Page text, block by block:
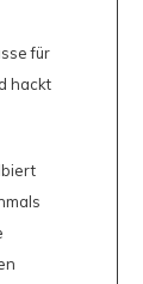
für
hackt